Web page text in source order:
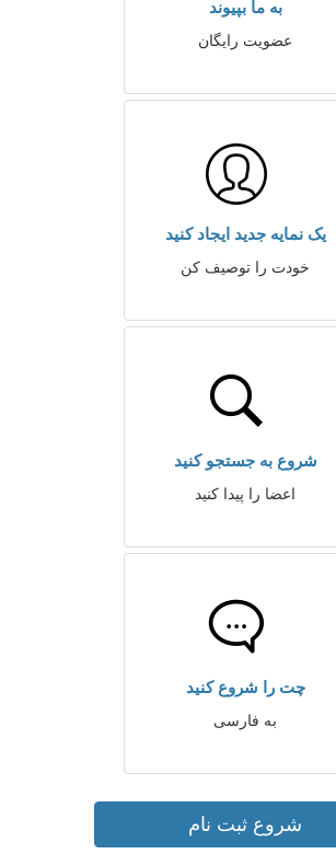
به ما بپیوند
عضویت رایگان
یک نمایه جدید ایجاد کنید
خودت را توصیف کن
شروع به جستجو کنید
اعضا را پیدا کنید
چت را شروع کنید
به فارسی
شروع ثبت نام